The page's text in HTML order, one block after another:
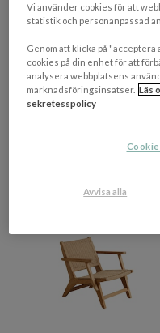
+ 3
Piirto Unikko
Straw/Off White 30x50
177 kr​​
Vi använder cookies för att
statistik och personanpassad
Genom att klicka på
cookies på din enhet för att
analysera webbplatsens
marknadsföringsinsatser. Läs
sekretesspolicy
Avvisa alla